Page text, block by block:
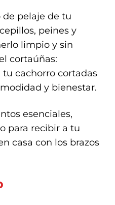
pelaje de tu
peines y
limpio y sin
cortaúñas:
cachorro cortadas
y bienestar.
esenciales,
para recibir a tu
casa con los brazos